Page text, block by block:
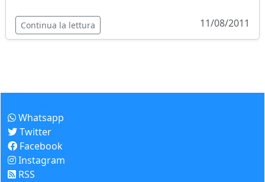
Continua la lettura 11/08/2011
Whatsapp
Twitter
Facebook
Instagram
RSS